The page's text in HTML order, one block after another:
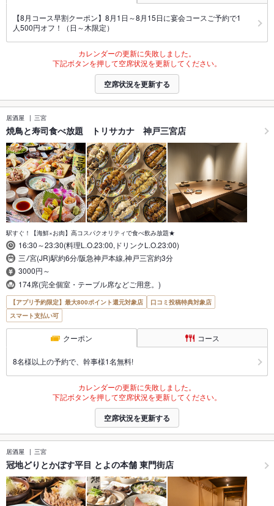
【8月コース早割クーポン】8月1日～8月15日に宴会コースご予約で1
人500円オフ！（日～木限定）
カレンダーの更新に失敗しました。
下記ボタンを押して空席状況を更新してください。
空席状況を更新する
居酒屋 三宮
焼鳥と寿司食べ放題 トリサカナ 神戸三宮店
駅すぐ！【海鮮×お肉】高コスパクオリティで食べ飲み放題★
16:30～23:30(料理L.O.23:00,ドリンクL.O.23:00)
三ﾉ宮(JR)駅約6分/阪急神戸本線,神戸三宮約3分
3000円～
174席(完全個室・テーブル席などご用意。)
【アプリ予約限定】最大800ポイント還元対象店
口コミ投稿特典対象店
スマート支払い可
クーポン コース
8名様以上の予約で、幹事様1名無料!
カレンダーの更新に失敗しました。
下記ボタンを押して空席状況を更新してください。
空席状況を更新する
居酒屋 三宮
冠地どりとかぼす平目 とよの本舗 東門街店